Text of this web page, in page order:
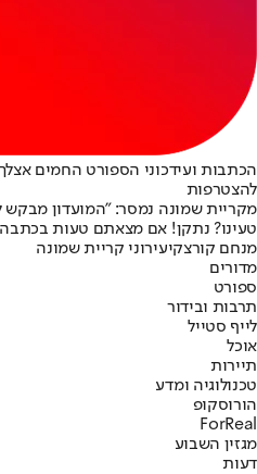
הכתבות ועידכוני הספורט החמים
להצטרפות
מקריית שמונה נמסר: "המועדון מבקש
טעינו? נתקן! אם מצאתם טעות
מנחם קורצקיעירוני קריית שמונה
מדורים
ספורט
תרבות ובידור
לייף סטייל
אוכל
תיירות
טכנולוגיה ומדע
הורוסקופ
ForReal
מגזין השבוע
דעות